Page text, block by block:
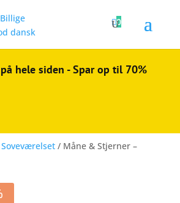
0
hele siden - Spar op til 70%
Soveværelset/ Måne & Stjerner –